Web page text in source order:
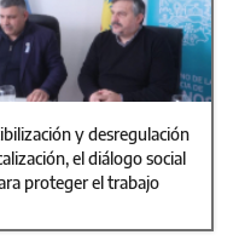
y desregulación
el diálogo social
proteger el trabajo